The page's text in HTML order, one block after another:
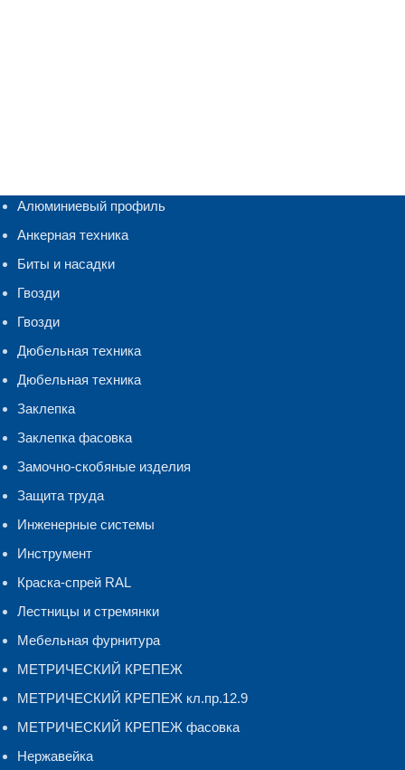
Алюминиевый профиль
Анкерная техника
Биты и насадки
Гвозди
Гвозди
Дюбельная техника
Дюбельная техника
Заклепка
Заклепка фасовка
Замочно-скобяные изделия
Защита труда
Инженерные системы
Инструмент
Краска-спрей RAL
Лестницы и стремянки
Мебельная фурнитура
МЕТРИЧЕСКИЙ КРЕПЕЖ
МЕТРИЧЕСКИЙ КРЕПЕЖ кл.пр.12.9
МЕТРИЧЕСКИЙ КРЕПЕЖ фасовка
Нержавейка